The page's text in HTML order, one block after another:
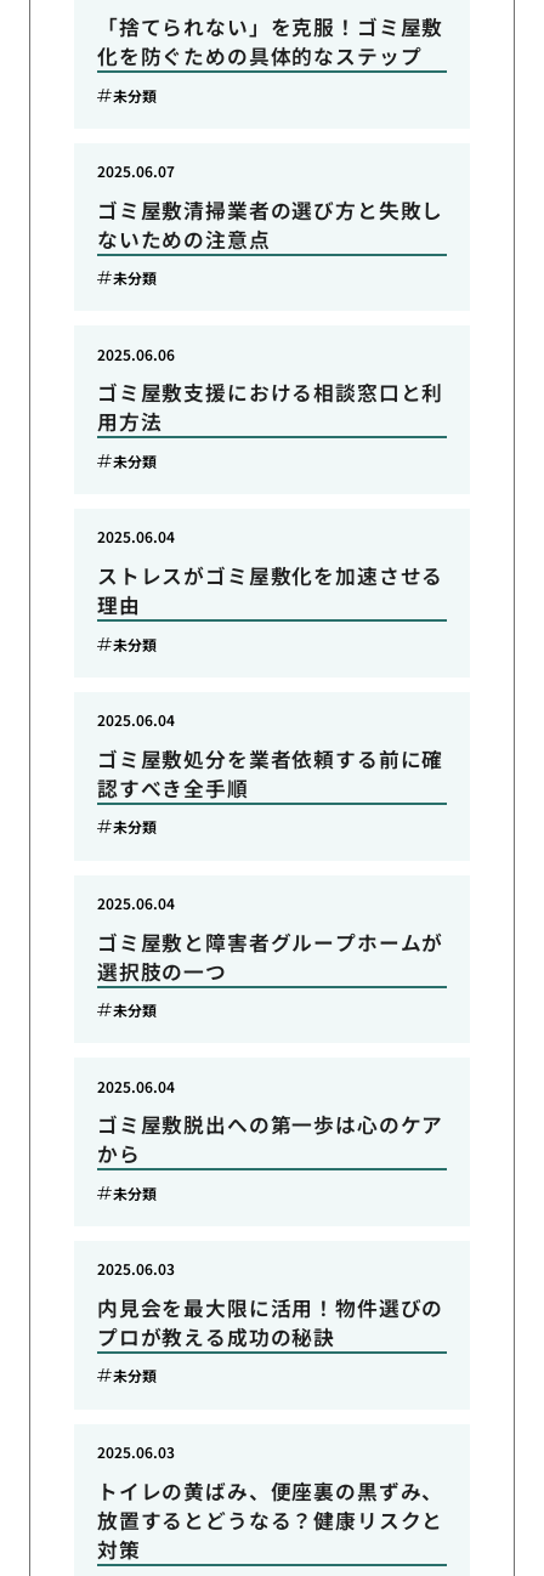
「捨てられない」を克服！ゴミ屋敷
化を防ぐための具体的なステップ
未分類
ゴミ屋敷清掃業者の選び方と失敗し
ないための注意点
2025.06.07
未分類
ゴミ屋敷支援における相談窓口と利
用方法
2025.06.06
未分類
ストレスがゴミ屋敷化を加速させる
理由
2025.06.04
未分類
ゴミ屋敷処分を業者依頼する前に確
認すべき全手順
2025.06.04
未分類
ゴミ屋敷と障害者グループホームが
選択肢の一つ
2025.06.04
未分類
ゴミ屋敷脱出への第一歩は心のケア
から
2025.06.04
未分類
内見会を最大限に活用！物件選びの
プロが教える成功の秘訣
2025.06.03
未分類
トイレの黄ばみ、便座裏の黒ずみ、
放置するとどうなる？健康リスクと
対策
2025.06.03